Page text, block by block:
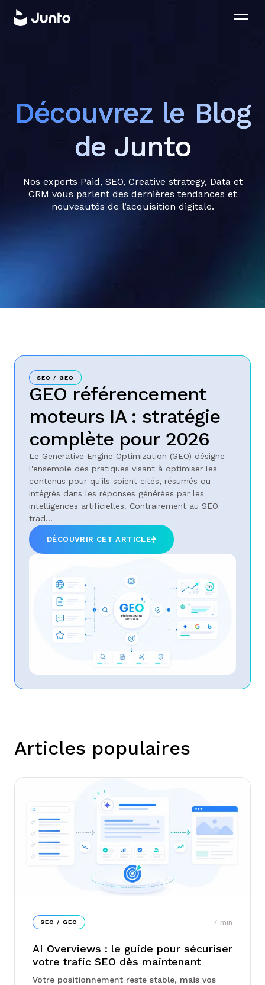
Découvrez le Blog
de Junto
Nos experts Paid, SEO, Creative strategy, Data et
CRM vous parlent des dernières tendances et
nouveautés de l’acquisition digitale.
SEO / GEO
GEO référencement
moteurs IA : stratégie
complète pour 2026
Le Generative Engine Optimization (GEO) désigne
l'ensemble des pratiques visant à optimiser les
contenus pour qu'ils soient cités, résumés ou
intégrés dans les réponses générées par les
intelligences artificielles. Contrairement au SEO
trad...
DÉCOUVRIR CET ARTICLE
Articles populaires
SEO / GEO 7 min
AI Overviews : le guide pour sécuriser
votre trafic SEO dès maintenant
Votre positionnement reste stable, mais vos